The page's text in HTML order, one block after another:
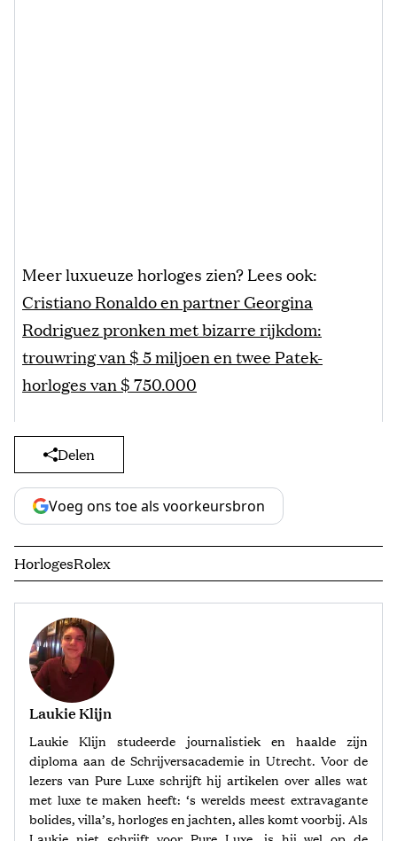
Meer luxueuze horloges zien? Lees ook:
Cristiano Ronaldo en partner Georgina
Rodriguez pronken met bizarre rijkdom:
trouwring van $ 5 miljoen en twee Patek-
horloges van $ 750.000
Delen
Voeg ons toe als voorkeursbron
HorlogesRolex
Laukie Klijn
Laukie Klijn studeerde journalistiek en haalde zijn
diploma aan de Schrijversacademie in Utrecht. Voor de
lezers van Pure Luxe schrijft hij artikelen over alles wat
met luxe te maken heeft: ‘s werelds meest extravagante
bolides, villa’s, horloges en jachten, alles komt voorbij. Als